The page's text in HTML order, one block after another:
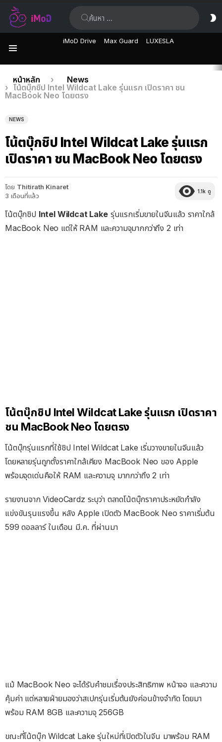
iMoD Drive Max Guard LUXESLA
เรื่อง
ล่าสุด
คุณอยู่ที่นี่:
หน้าหลัก
News
โน้ตบุ๊กชิป Intel Wildcat Lake รุ่นแรก เปิดราคา ชน
MacBook Neo โดยตรง
NEWS
โน้ตบุ๊กชิป Intel Wildcat Lake รุ่นแรก
เปิดราคา ชน MacBook Neo โดยตรง
โดย Thitirath Kinaret
3 เดือนที่แล้ว
1.1k ดู
โน้ตบุ๊กชิป Intel Wildcat Lakeรุ่นแรกเริ่มขายในจีนแล้ว ราคาใกล้
MacBook Neo แต่ให้ RAM และความจุมากกว่าถึง 2 เท่า
โน้ตบุ๊กชิป Intel Wildcat Lake รุ่นแรก เปิดราคา
ชน MacBook Neo โดยตรง
โน้ตบุ๊กรุ่นแรกที่ใช้ชิป Intel Wildcat Lake เริ่มวางขายในจีนแล้ว
โดยหลายรุ่นถูกตั้งราคาใกล้เคียง MacBook Neo ของ Apple
พร้อมจุดเด่นคือให้ RAM และความจุ มากกว่าถึง 2 เท่า
รายงานจาก VideoCardz ระบุว่า ตลาดโน้ตบุ๊กราคาประหยัดกำลัง
แข่งขันรุนแรงขึ้น หลัง Apple เปิดตัว MacBook Neo ราคาเริ่มต้น
599 ดอลลาร์ ในเดือน มี.ค. ที่ผ่านมา
แม้ MacBook Neo จะได้รับคำชมเรื่องประสิทธิภาพ หน้าจอ และความ
คุ้มค่า แต่หลายฝ่ายมองว่าสเปกรุ่นเริ่มต้นยังค่อนข้างจำกัด โดยมา
พร้อม RAM 8GB และความจุ 256GB
ขณะที่โน้ตบุ๊ก Wildcat Lake รุ่นใหม่ที่เปิดตัวในจีน มาพร้อม RAM